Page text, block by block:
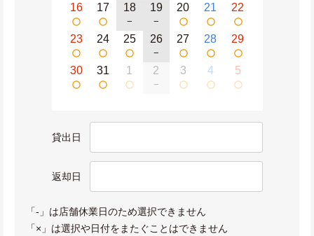
16 17 18
−
19
−
20 21 22
23 24 25 26
−
27 28 29
30 31 1 2
−
3 4 5
貸出日
返却日
「-」は店舗休業日のため選択できません
「×」は選択や日付をまたぐことはできません